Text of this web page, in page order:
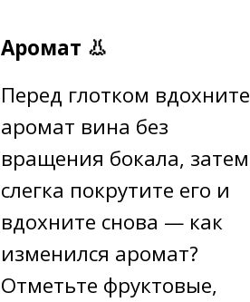
Аромат 👃
Перед глотком вдохните
аромат вина без
вращения бокала, затем
слегка покрутите его и
вдохните снова — как
изменился аромат?
Отметьте фруктовые,